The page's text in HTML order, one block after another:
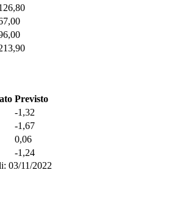
Previsto
-1,32
-1,67
0,06
-1,24
03/11/2022